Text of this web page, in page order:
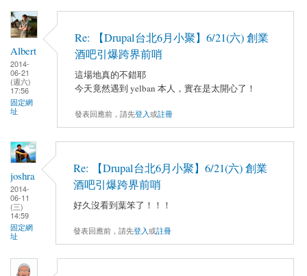
Albert
2014-
06-21
(週六)
17:56
固定網
址
Re: 【Drupal台北6月小聚】6/21(六) 創業
酒吧引爆跨界前哨
這場地真的不錯耶
今天竟然遇到 yelban 本人，實在是太開心了！
發表回應前，請先登入或註冊
joshra
2014-
06-11
(三)
14:59
固定網
址
Re: 【Drupal台北6月小聚】6/21(六) 創業
酒吧引爆跨界前哨
好久沒看到葉笨了！！！
發表回應前，請先登入或註冊